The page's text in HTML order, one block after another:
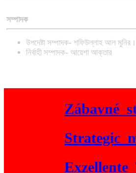
সম্পাদক
উপদেষ্টা সম্পাদক- শফিউল্লাহ আল মুনির।
নির্বাহী সম্পাদক- আয়েশা আক্তার